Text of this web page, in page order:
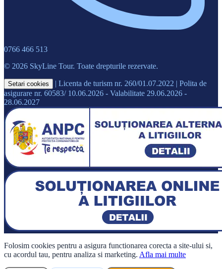
0766 466 513
© 2026 SkyLine Tour. Toate drepturile rezervate.
Setari cookies | Licenta de turism nr. 260/01.07.2022 | Polita de
asigurare nr. 60583/ 10.06.2026 - Valabilitate 29.06.2026 -
28.06.2027
Folosim cookies pentru a asigura functionarea corecta a site-ului si,
cu acordul tau, pentru analiza si marketing. Afla mai multe